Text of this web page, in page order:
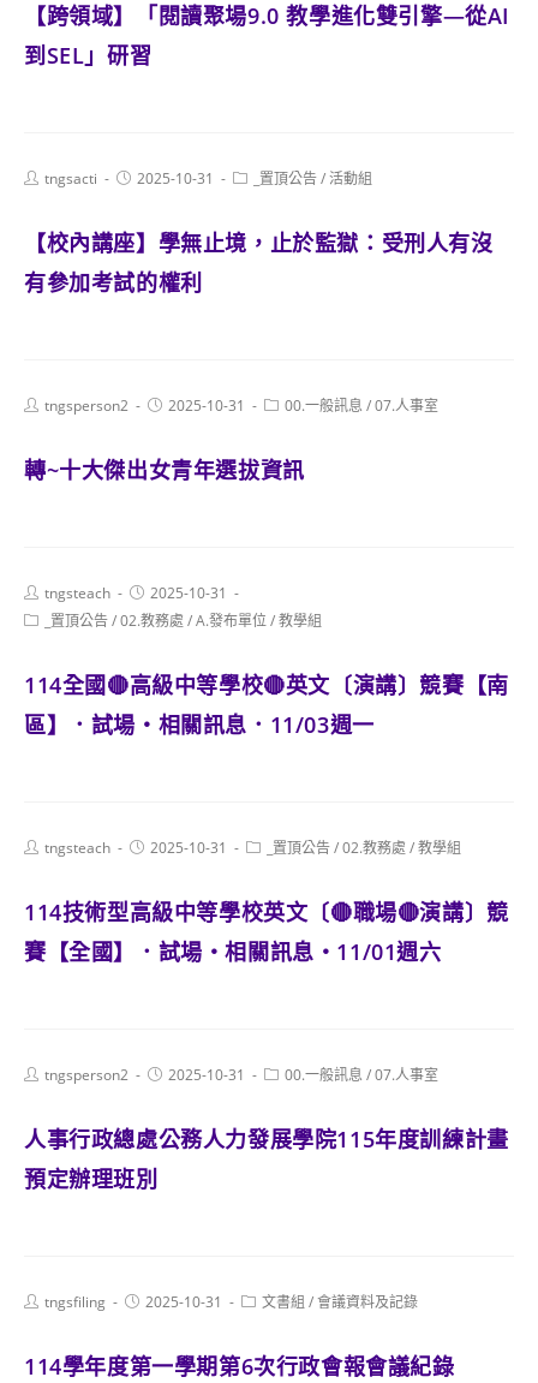
【跨領域】「閱讀聚場9.0 教學進化雙引擎—從AI
到SEL」研習
Posttngsacti
Post2025-10-31
Post _置頂公告/活動組
【校內講座】學無止境，止於監獄：受刑人有沒
有參加考試的權利
Posttngsperson2
Post2025-10-31
Post00.一般訊息 /07.人事室
轉~十大傑出女青年選拔資訊
Post
author:
tngsteach
Post
published:
2025-10-31
Post _置頂公告/02.教務處 /A.發布單位/教學組
114全國🔴高級中等學校🔴英文〔演講〕競賽【南
區】．試場・相關訊息．11/03週一
Posttngsteach
Post2025-10-31
Post _置頂公告/02.教務處 /教學組
114技術型高級中等學校英文〔🔴職場🔴演講〕競
賽【全國】．試場・相關訊息・11/01週六
Posttngsperson2
Post2025-10-31
Post00.一般訊息 /07.人事室
人事行政總處公務人力發展學院115年度訓練計畫
預定辦理班別
Posttngsfiling
Post2025-10-31
Post文書組 /會議資料及記錄
114學年度第一學期第6次行政會報會議紀錄